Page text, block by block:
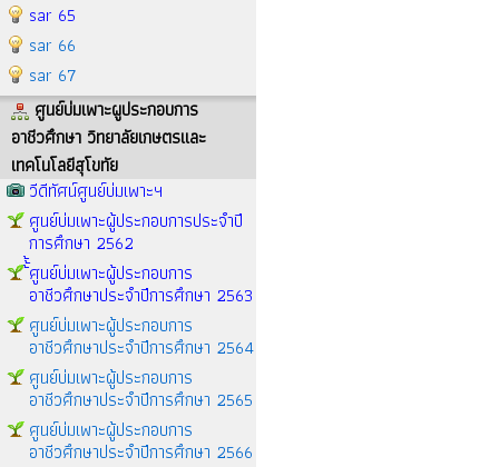
sar 65
sar 66
sar 67
ศูนย์บ่มเพาะผูประกอบการ
อาชีวศึกษา วิทยาลัยเกษตรและ
เทคโนโลยีสุโขทัย
วีดีทัศน์ศูนย์บ่มเพาะฯ
ศูนย์บ่มเพาะผู้ประกอบการประจำปี
การศึกษา 2562
้้้ศูนย์บ่มเพาะผู้ประกอบการ
อาชีวศึกษาประจำปีการศึกษา 2563
ศูนย์บ่มเพาะผู้ประกอบการ
อาชีวศึกษาประจำปีการศึกษา 2564
ศูนย์บ่มเพาะผู้ประกอบการ
อาชีวศึกษาประจำปีการศึกษา 2565
ศูนย์บ่มเพาะผู้ประกอบการ
อาชีวศึกษาประจำปีการศึกษา 2566